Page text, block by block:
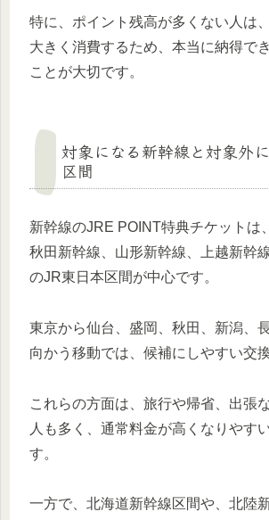
特に、ポイント残高が多くない人は
大きく消費するため、本当に納得で
ことが大切です。
対象になる新幹線と対象外
区間
新幹線のJRE POINT特典チケットは
秋田新幹線、山形新幹線、上越新幹
のJR東日本区間が中心です。
東京から仙台、盛岡、秋田、新潟、
向かう移動では、候補にしやすい交
これらの方面は、旅行や帰省、出張
人も多く、通常料金が高くなりやす
す。
一方で、北海道新幹線区間や、北陸